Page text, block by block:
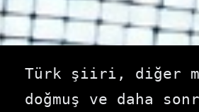
Türk şiiri, diğer
doğmuş ve daha